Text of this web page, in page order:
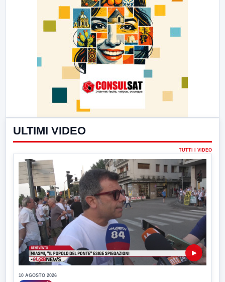
ULTIMI VIDEO
TUTTI I VIDEO
▶
10 AGOSTO 2026